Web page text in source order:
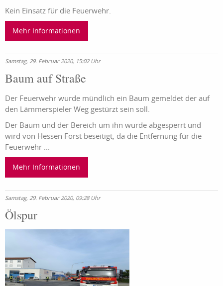
Kein Einsatz für die Feuerwehr.
Mehr Informationen
Samstag, 29. Februar 2020, 15:02 Uhr
Baum auf Straße
Der Feuerwehr wurde mündlich ein Baum gemeldet der auf
den Lämmerspieler Weg gestürzt sein soll.
Der Baum und der Bereich um ihn wurde abgesperrt und
wird von Hessen Forst beseitigt, da die Entfernung für die
Feuerwehr ...
Mehr Informationen
Samstag, 29. Februar 2020, 09:28 Uhr
Ölspur